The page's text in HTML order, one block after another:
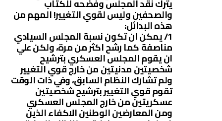
يترك نقد المجلس وفضحه للكتاب
والصحفين وليس لقوي التغيير! المهم من
هذه البدائل:
1/ يمكن ان تكون نسبة المجلس السيادي
مناصفة كما رشح اكثر من مرة، ولكن علي
ان يقوم المجلس العسكري بترشيح
شخصيتين مدنيتين من خارج قوي التغيير
ولم تشارك النظام السابق، وفي ذات الوقت
تقوم قوي التغيير بترشيح شخصيتين
عسكريتين من خارج المجلس العسكري
ومن المعارضين الوطنين الاكفاء الذين